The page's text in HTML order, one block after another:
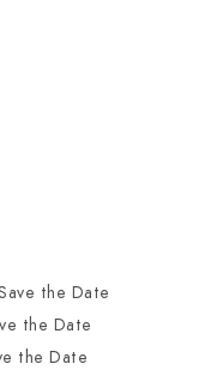
the Date
the Date
the Date